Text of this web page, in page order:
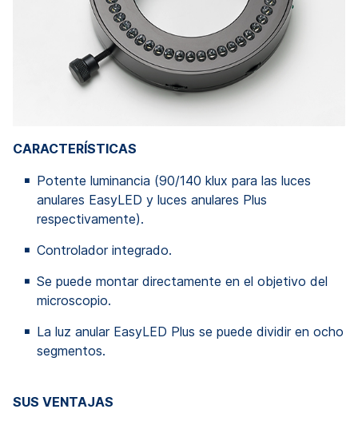
CARACTERÍSTICAS
Potente luminancia (90/140 klux para las luces
anulares EasyLED y luces anulares Plus
respectivamente).
Controlador integrado.
Se puede montar directamente en el objetivo del
microscopio.
La luz anular EasyLED Plus se puede dividir en ocho
segmentos.
SUS VENTAJAS